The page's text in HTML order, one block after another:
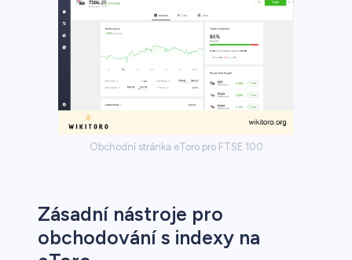
Obchodní stránka eToro pro FTSE 100
Zásadní nástroje pro
obchodování s indexy na